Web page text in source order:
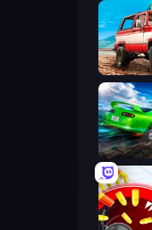
Crash